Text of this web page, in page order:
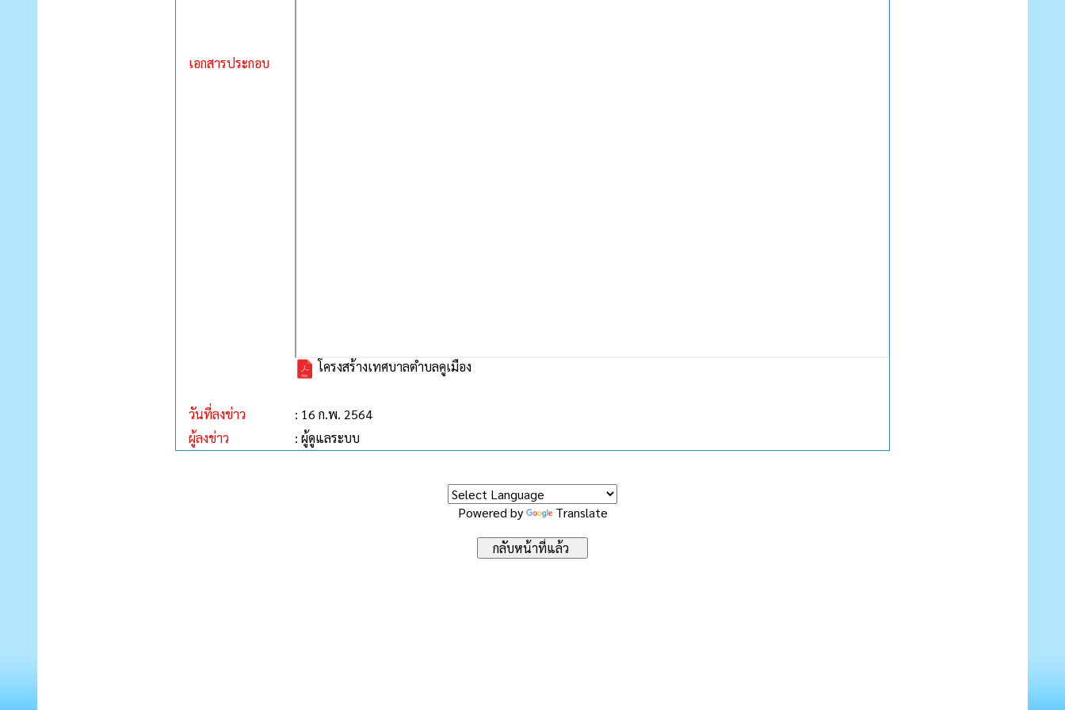
เอกสารประกอบ
โครงสร้างเทศบาลตำบลคูเมือง
วันที่ลงข่าว
: 16 ก.พ. 2564
ผู้ลงข่าว
: ผู้ดูแลระบบ
Powered by Translate